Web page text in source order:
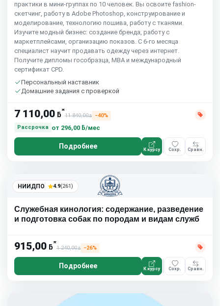
практики в мини-группах по 10 человек. Вы освоите fashion-
скетчинг, работу в Adobe Photoshop, конструирование и
моделирование, технологию пошива, работу с тканями.
Изучите модный бизнес: создание бренда, работу с
маркетплейсами, организацию показов. С 6-го месяца
специалист научит продавать одежду через интернет.
Получите дипломы гособразца, MBA и международный
сертификат CPD.
Персональный наставник
Домашние задания с проверкой
7 110,00 ƃ*
11 840,00ƃ
−40%
Рассрочка
от 296,00 ƃ/мес
Подробнее К курсу Сохр. Сравн.
НИИДПО 4.9(261)
Служебная кинология: содержание, разведение
и подготовка собак по породам и видам служб
915,00 ƃ*
1 240,00ƃ −26%
Подробнее К курсу Сохр. Сравн.